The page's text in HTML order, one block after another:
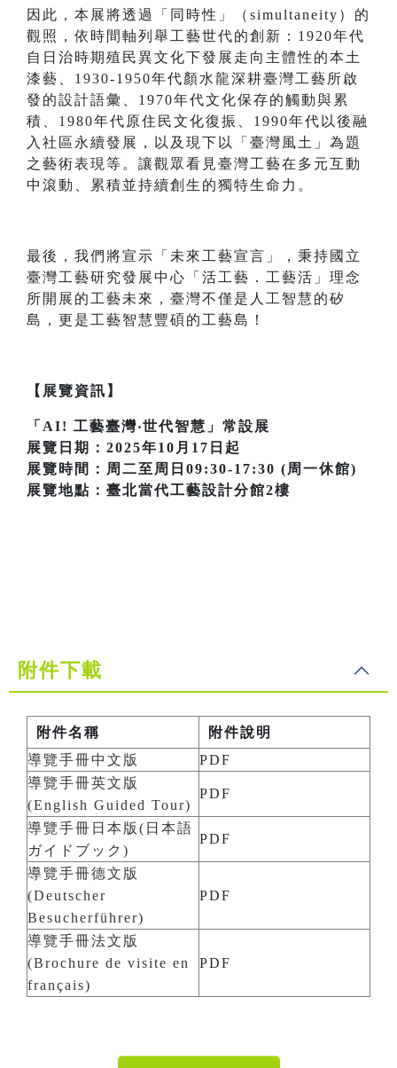
因此，本展將透過「同時性」（simultaneity）的
觀照，依時間軸列舉工藝世代的創新：1920年代
自日治時期殖民異文化下發展走向主體性的本土
漆藝、1930-1950年代顏水龍深耕臺灣工藝所啟
發的設計語彙、1970年代文化保存的觸動與累
積、1980年代原住民文化復振、1990年代以後融
入社區永續發展，以及現下以「臺灣風土」為題
之藝術表現等。讓觀眾看見臺灣工藝在多元互動
中滾動、累積並持續創生的獨特生命力。
最後，我們將宣示「未來工藝宣言」，秉持國立
臺灣工藝研究發展中心「活工藝．工藝活」理念
所開展的工藝未來，臺灣不僅是人工智慧的矽
島，更是工藝智慧豐碩的工藝島！
【展覽資訊】
「AI! 工藝臺灣‧世代智慧」常設展
展覽日期：2025年10月17日起
展覽時間：周二至周日09:30-17:30 (周一休館)
展覽地點：臺北當代工藝設計分館2樓
附件下載
附件名稱
附件說明
導覽手冊中文版
PDF
導覽手冊英文版
(English Guided Tour)
PDF
導覽手冊日本版(日本語
ガイドブック)
PDF
導覽手冊德文版
(Deutscher
Besucherführer)
PDF
導覽手冊法文版
(Brochure de visite en
français)
PDF